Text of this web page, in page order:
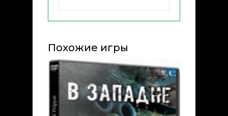
Похожие игры